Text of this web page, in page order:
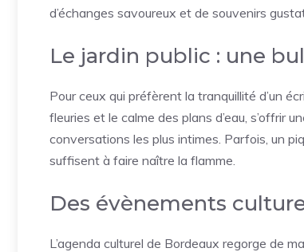
d’échanges savoureux et de souvenirs
Le jardin public : une
Pour ceux qui préfèrent la tranquillité d’un
fleuries et le calme des plans d’eau, s’offrir
conversations les plus intimes. Parfois, un
suffisent à faire naître la flamme.
Des évènements
L’agenda culturel de Bordeaux regorge de